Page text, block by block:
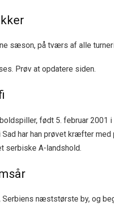
sæson, på tværs af alle
Prøv at opdatere siden.
født 5. februar
Sad har han prøvet kræfter
serbiske A-landshold.
Serbiens næststørste by, og